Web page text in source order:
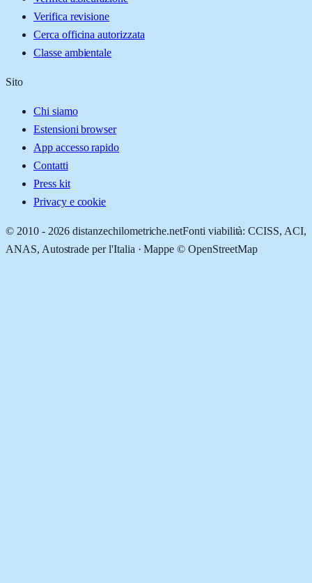
Verifica revisione
Cerca officina autorizzata
Classe ambientale
Sito
Chi siamo
Estensioni browser
App accesso rapido
Contatti
Press kit
Privacy e cookie
© 2010 - 2026 distanzechilometriche.netFonti viabilità: CCISS, ACI,
ANAS, Autostrade per l'Italia · Mappe © OpenStreetMap